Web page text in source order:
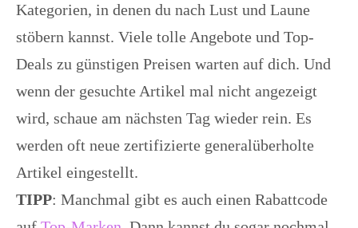
Kategorien, in denen du nach Lust und Laune
stöbern kannst. Viele tolle Angebote und Top-
Deals zu günstigen Preisen warten auf dich. Und
wenn der gesuchte Artikel mal nicht angezeigt
wird, schaue am nächsten Tag wieder rein. Es
werden oft neue zertifizierte generalüberholte
Artikel eingestellt.
TIPP: Manchmal gibt es auch einen Rabattcode